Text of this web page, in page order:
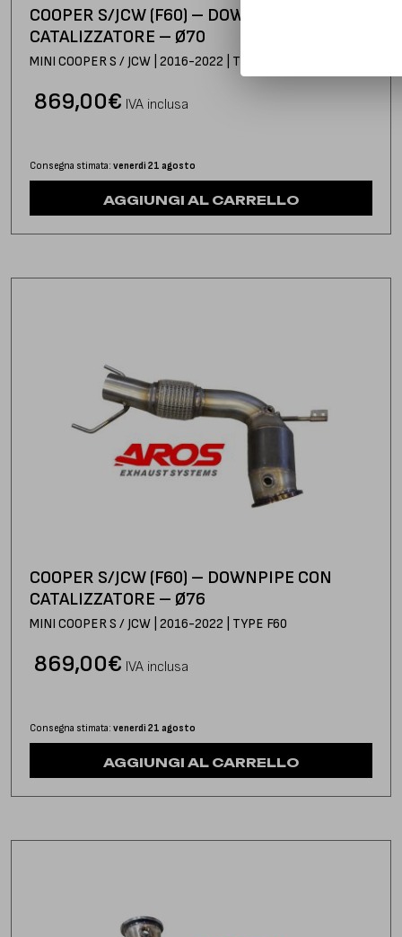
COOPER S/JCW (F60) – DOWNPIPE CON
CATALIZZATORE – Ø70
MINI COOPER S / JCW | 2016-2022 | TYPE F60
€
869,00 IVA inclusa
Consegna stimata: venerdì 21 agosto
AGGIUNGI AL CARRELLO
COOPER S/JCW (F60) – DOWNPIPE CON
CATALIZZATORE – Ø76
MINI COOPER S / JCW | 2016-2022 | TYPE F60
€
869,00 IVA inclusa
Consegna stimata: venerdì 21 agosto
AGGIUNGI AL CARRELLO